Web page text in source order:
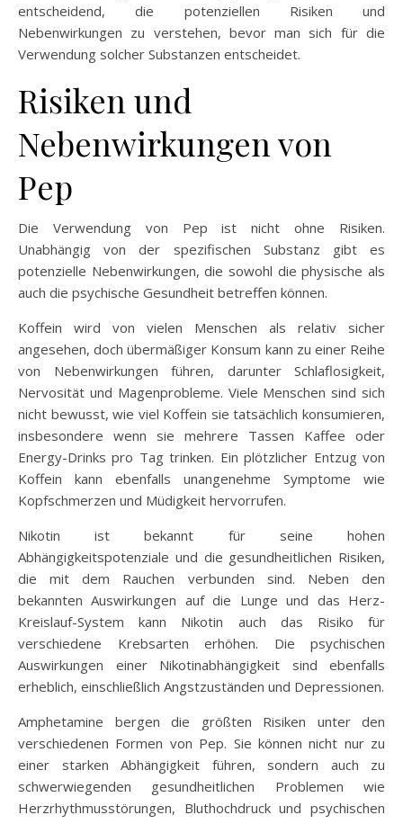
entscheidend, die potenziellen Risiken und
Nebenwirkungen zu verstehen, bevor man sich für die
Verwendung solcher Substanzen entscheidet.
Risiken und
Nebenwirkungen von
Pep
Die Verwendung von Pep ist nicht ohne Risiken.
Unabhängig von der spezifischen Substanz gibt es
potenzielle Nebenwirkungen, die sowohl die physische als
auch die psychische Gesundheit betreffen können.
Koffein wird von vielen Menschen als relativ sicher
angesehen, doch übermäßiger Konsum kann zu einer Reihe
von Nebenwirkungen führen, darunter Schlaflosigkeit,
Nervosität und Magenprobleme. Viele Menschen sind sich
nicht bewusst, wie viel Koffein sie tatsächlich konsumieren,
insbesondere wenn sie mehrere Tassen Kaffee oder
Energy-Drinks pro Tag trinken. Ein plötzlicher Entzug von
Koffein kann ebenfalls unangenehme Symptome wie
Kopfschmerzen und Müdigkeit hervorrufen.
Nikotin ist bekannt für seine hohen
Abhängigkeitspotenziale und die gesundheitlichen Risiken,
die mit dem Rauchen verbunden sind. Neben den
bekannten Auswirkungen auf die Lunge und das Herz-
Kreislauf-System kann Nikotin auch das Risiko für
verschiedene Krebsarten erhöhen. Die psychischen
Auswirkungen einer Nikotinabhängigkeit sind ebenfalls
erheblich, einschließlich Angstzuständen und Depressionen.
Amphetamine bergen die größten Risiken unter den
verschiedenen Formen von Pep. Sie können nicht nur zu
einer starken Abhängigkeit führen, sondern auch zu
schwerwiegenden gesundheitlichen Problemen wie
Herzrhythmusstörungen, Bluthochdruck und psychischen